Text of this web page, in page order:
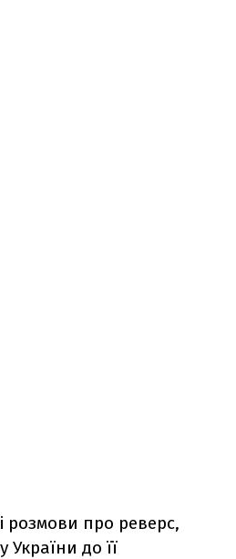
про реверс,
України до її